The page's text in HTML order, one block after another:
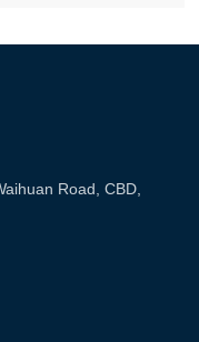
Road, CBD,